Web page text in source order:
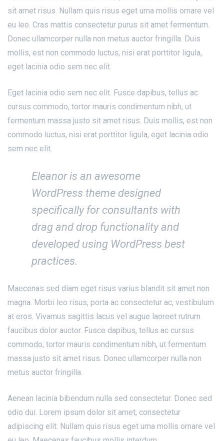
sit amet risus. Nullam quis risus eget urna mollis ornare vel
eu leo. Cras mattis consectetur purus sit amet fermentum.
Donec ullamcorper nulla non metus auctor fringilla. Duis
mollis, est non commodo luctus, nisi erat porttitor ligula,
eget lacinia odio sem nec elit.
Eget lacinia odio sem nec elit. Fusce dapibus, tellus ac
cursus commodo, tortor mauris condimentum nibh, ut
fermentum massa justo sit amet risus. Duis mollis, est non
commodo luctus, nisi erat porttitor ligula, eget lacinia odio
sem nec elit.
Eleanor is an awesome
WordPress theme designed
specifically for consultants with
drag and drop functionality and
developed using WordPress best
practices.
Maecenas sed diam eget risus varius blandit sit amet non
magna. Morbi leo risus, porta ac consectetur ac, vestibulum
at eros. Vivamus sagittis lacus vel augue laoreet rutrum
faucibus dolor auctor. Fusce dapibus, tellus ac cursus
commodo, tortor mauris condimentum nibh, ut fermentum
massa justo sit amet risus. Donec ullamcorper nulla non
metus auctor fringilla.
Aenean lacinia bibendum nulla sed consectetur. Donec sed
odio dui. Lorem ipsum dolor sit amet, consectetur
adipiscing elit. Nullam quis risus eget urna mollis ornare vel